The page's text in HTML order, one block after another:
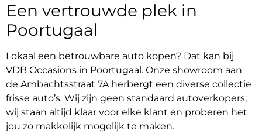
Een vertrouwde plek in
Poortugaal
Lokaal een betrouwbare auto kopen? Dat kan bij
VDB Occasions in Poortugaal. Onze showroom aan
de Ambachtsstraat 7A herbergt een diverse collectie
frisse auto’s. Wij zijn geen standaard autoverkopers;
wij staan altijd klaar voor elke klant en proberen het
jou zo makkelijk mogelijk te maken.